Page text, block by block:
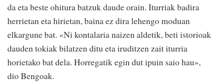
da eta beste ohitura batzuk daude orain. Iturriak badira
herrietan eta hirietan, baina ez dira lehengo moduan
elkargune bat. «Ni kontalaria naizen aldetik, beti istorioak
dauden tokiak bilatzen ditu eta iruditzen zait iturria
horietako bat dela. Horregatik egin dut ipuin saio hau»,
dio Bengoak.